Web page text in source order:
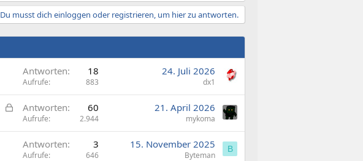
Du musst dich einloggen oder registrieren, um hier zu antworten.
Antworten 18
Aufrufe 883
24. Juli 2026
dx1
G
s
Antworten 60
Aufrufe 2.944
21. April 2026
mykoma
Antworten 3
Aufrufe 646
15. November 2025
Byteman
B